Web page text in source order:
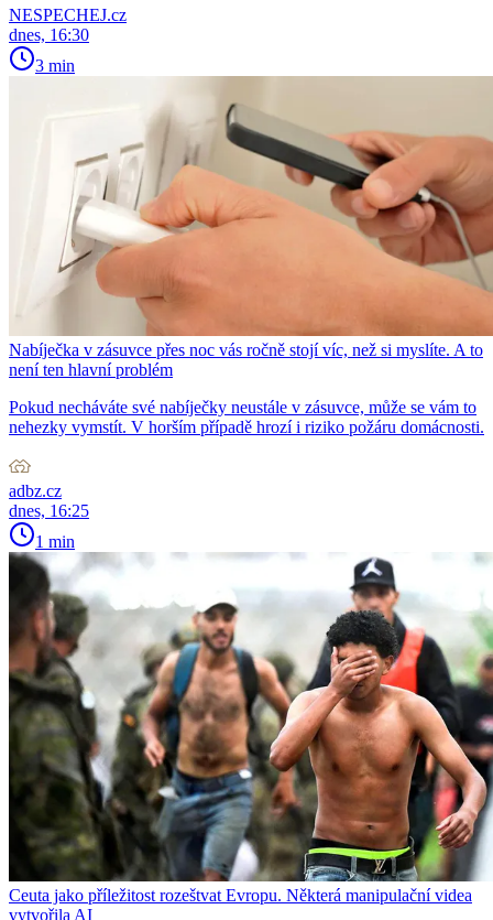
NESPECHEJ.cz
dnes, 16:30
3 min
Nabíječka v zásuvce přes noc vás ročně stojí víc, než si myslíte. A to
není ten hlavní problém
Pokud necháváte své nabíječky neustále v zásuvce, může se vám to
nehezky vymstít. V horším případě hrozí i riziko požáru domácnosti.
adbz.cz
dnes, 16:25
1 min
Ceuta jako příležitost rozeštvat Evropu. Některá manipulační videa
vytvořila AI